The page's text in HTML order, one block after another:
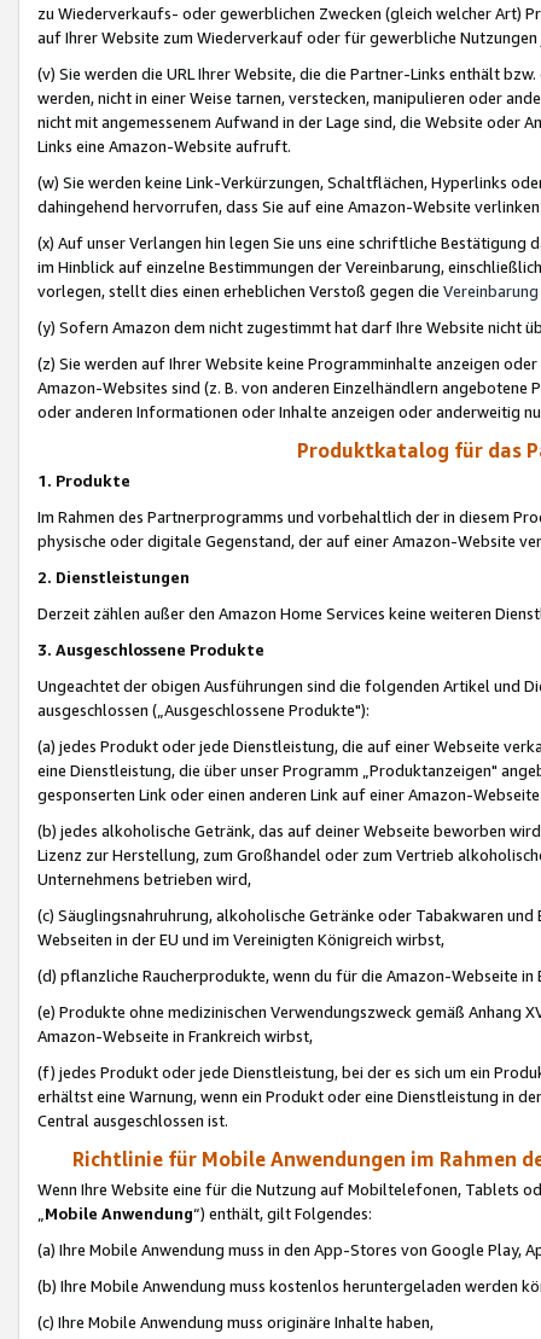
zu Wiederverkaufs- oder gewerblichen Zwecken (gleich welcher Art)
auf Ihrer Website zum Wiederverkauf oder für gewerbliche
(v) Sie werden die URL Ihrer Website, die die Partner-Links enthält
werden, nicht in einer Weise tarnen, verstecken, manipulieren oder
nicht mit angemessenem Aufwand in der Lage sind, die Website oder
Links eine Amazon-Website aufruft.
(w) Sie werden keine Link-Verkürzungen, Schaltflächen, Hyperlinks
dahingehend hervorrufen, dass Sie auf eine Amazon-Website
(x) Auf unser Verlangen hin legen Sie uns eine schriftliche
im Hinblick auf einzelne Bestimmungen der Vereinbarung,
vorlegen, stellt dies einen erheblichen Verstoß gegen die Vereinbarung
(y) Sofern Amazon dem nicht zugestimmt hat darf Ihre Website nicht
(z) Sie werden auf Ihrer Website keine Programminhalte anzeigen
Amazon-Websites sind (z. B. von anderen Einzelhändlern
oder anderen Informationen oder Inhalte anzeigen oder anderweitig
Produktkatalog für das
1. Produkte
Im Rahmen des Partnerprogramms und vorbehaltlich der in diesem
physische oder digitale Gegenstand, der auf einer Amazon-Website
2. Dienstleistungen
Derzeit zählen außer den Amazon Home Services keine weiteren
3. Ausgeschlossene Produkte
Ungeachtet der obigen Ausführungen sind die folgenden Artikel und
ausgeschlossen („Ausgeschlossene Produkte"):
(a) jedes Produkt oder jede Dienstleistung, die auf einer Webseite
eine Dienstleistung, die über unser Programm „Produktanzeigen"
gesponserten Link oder einen anderen Link auf einer Amazon-
(b) jedes alkoholische Getränk, das auf deiner Webseite beworben
Lizenz zur Herstellung, zum Großhandel oder zum Vertrieb
Unternehmens betrieben wird,
(c) Säuglingsnahruhrung, alkoholische Getränke oder Tabakwaren
Webseiten in der EU und im Vereinigten Königreich wirbst,
(d) pflanzliche Raucherprodukte, wenn du für die Amazon-Webseite in
(e) Produkte ohne medizinischen Verwendungszweck gemäß Anhang
Amazon-Webseite in Frankreich wirbst,
(f) jedes Produkt oder jede Dienstleistung, bei der es sich um ein
erhältst eine Warnung, wenn ein Produkt oder eine Dienstleistung in
Central ausgeschlossen ist.
Richtlinie für Mobile Anwendungen im Rahmen
Wenn Ihre Website eine für die Nutzung auf Mobiltelefonen, Tablets
„Mobile Anwendung“) enthält, gilt Folgendes:
(a) Ihre Mobile Anwendung muss in den App-Stores von Google Play,
(b) Ihre Mobile Anwendung muss kostenlos heruntergeladen werden
(c) Ihre Mobile Anwendung muss originäre Inhalte haben,